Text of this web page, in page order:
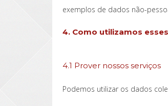
exemplos de dados não-
4. Como utilizamos
4.1 Prover nossos serviços
Podemos utilizar os dados